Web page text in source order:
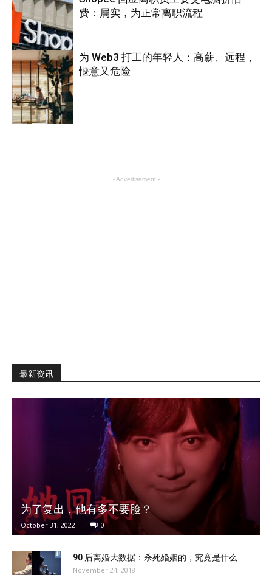
互联网
互联网
费：属实，为正常离职流程
为 Web3 打工的年轻人：高薪、远程，
惬意又危险
- Advertisement -
最新资讯
为了复出，他有多不要脸？
October 31, 2022 0
90 后离婚大数据：杀死婚姻的，究竟是什么
November 24, 2018